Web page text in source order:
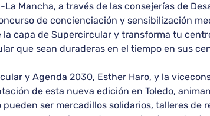
La Mancha, a través de las consejerías de
de concienciación y sensibilización
la capa de Supercircular y transforma tu
que sean duraderas en el tiempo en sus
y Agenda 2030, Esther Haro, y la
de esta nueva edición en Toledo,
ser mercadillos solidarios, talleres de